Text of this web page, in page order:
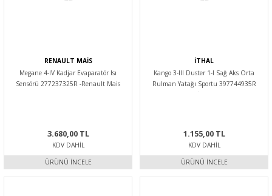
RENAULT MAİS
Megane 4-IV Kadjar Evaparatör Isı
Sensörü 277237325R -Renault Mais
3.680,00 TL
KDV DAHIL
ÜRÜNÜ İNCELE
İTHAL
Kango 3-III Duster 1-I Sağ Aks Orta
Rulman Yatağı Sportu 397744935R
1.155,00 TL
KDV DAHIL
ÜRÜNÜ İNCELE